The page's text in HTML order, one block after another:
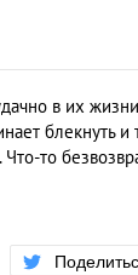
в их
блекнуть и
то